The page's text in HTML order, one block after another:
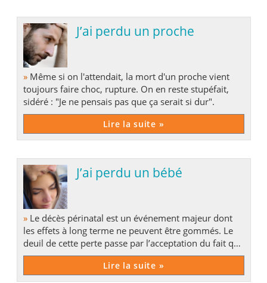
J’ai perdu un proche
»Même si on l'attendait, la mort d'un proche vient
toujours faire choc, rupture. On en reste stupéfait,
sidéré : "Je ne pensais pas que ça serait si dur".
Lire la suite »
J’ai perdu un bébé
»Le décès périnatal est un événement majeur dont
les effets à long terme ne peuvent être gommés. Le
deuil de cette perte passe par l’acceptation du fait que
certaines blessures ne guérissent jamais
complètement, mais qu’on peut néanmoins vivre
avec, comme avec des cicatrices.
Lire la suite »